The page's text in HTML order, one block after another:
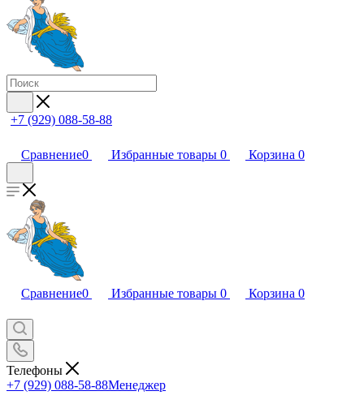
+7 (929) 088-58-88
Сравнение0 Избранные товары 0 Корзина 0
Сравнение0 Избранные товары 0 Корзина 0
Телефоны
+7 (929) 088-58-88Менеджер